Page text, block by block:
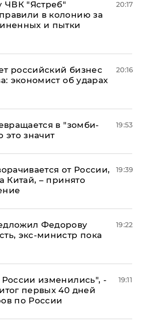
ЧВК "Ястреб"
в колонию за
и пытки
20:17
российский бизнес
экономист об ударах
20:16
в "зомби-
это значит
19:53
от России,
Китай, – принято
19:39
Федорову
экс-министр пока
19:22
изменились", -
первых 40 дней
по России
19:11